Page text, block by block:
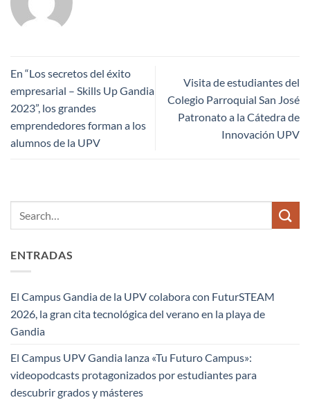
En “Los secretos del éxito
empresarial – Skills Up Gandia
2023”, los grandes
emprendedores forman a los
alumnos de la UPV
Visita de estudiantes del
Colegio Parroquial San José
Patronato a la Cátedra de
Innovación UPV
ENTRADAS
El Campus Gandia de la UPV colabora con FuturSTEAM
2026, la gran cita tecnológica del verano en la playa de
Gandia
El Campus UPV Gandia lanza «Tu Futuro Campus»:
videopodcasts protagonizados por estudiantes para
descubrir grados y másteres